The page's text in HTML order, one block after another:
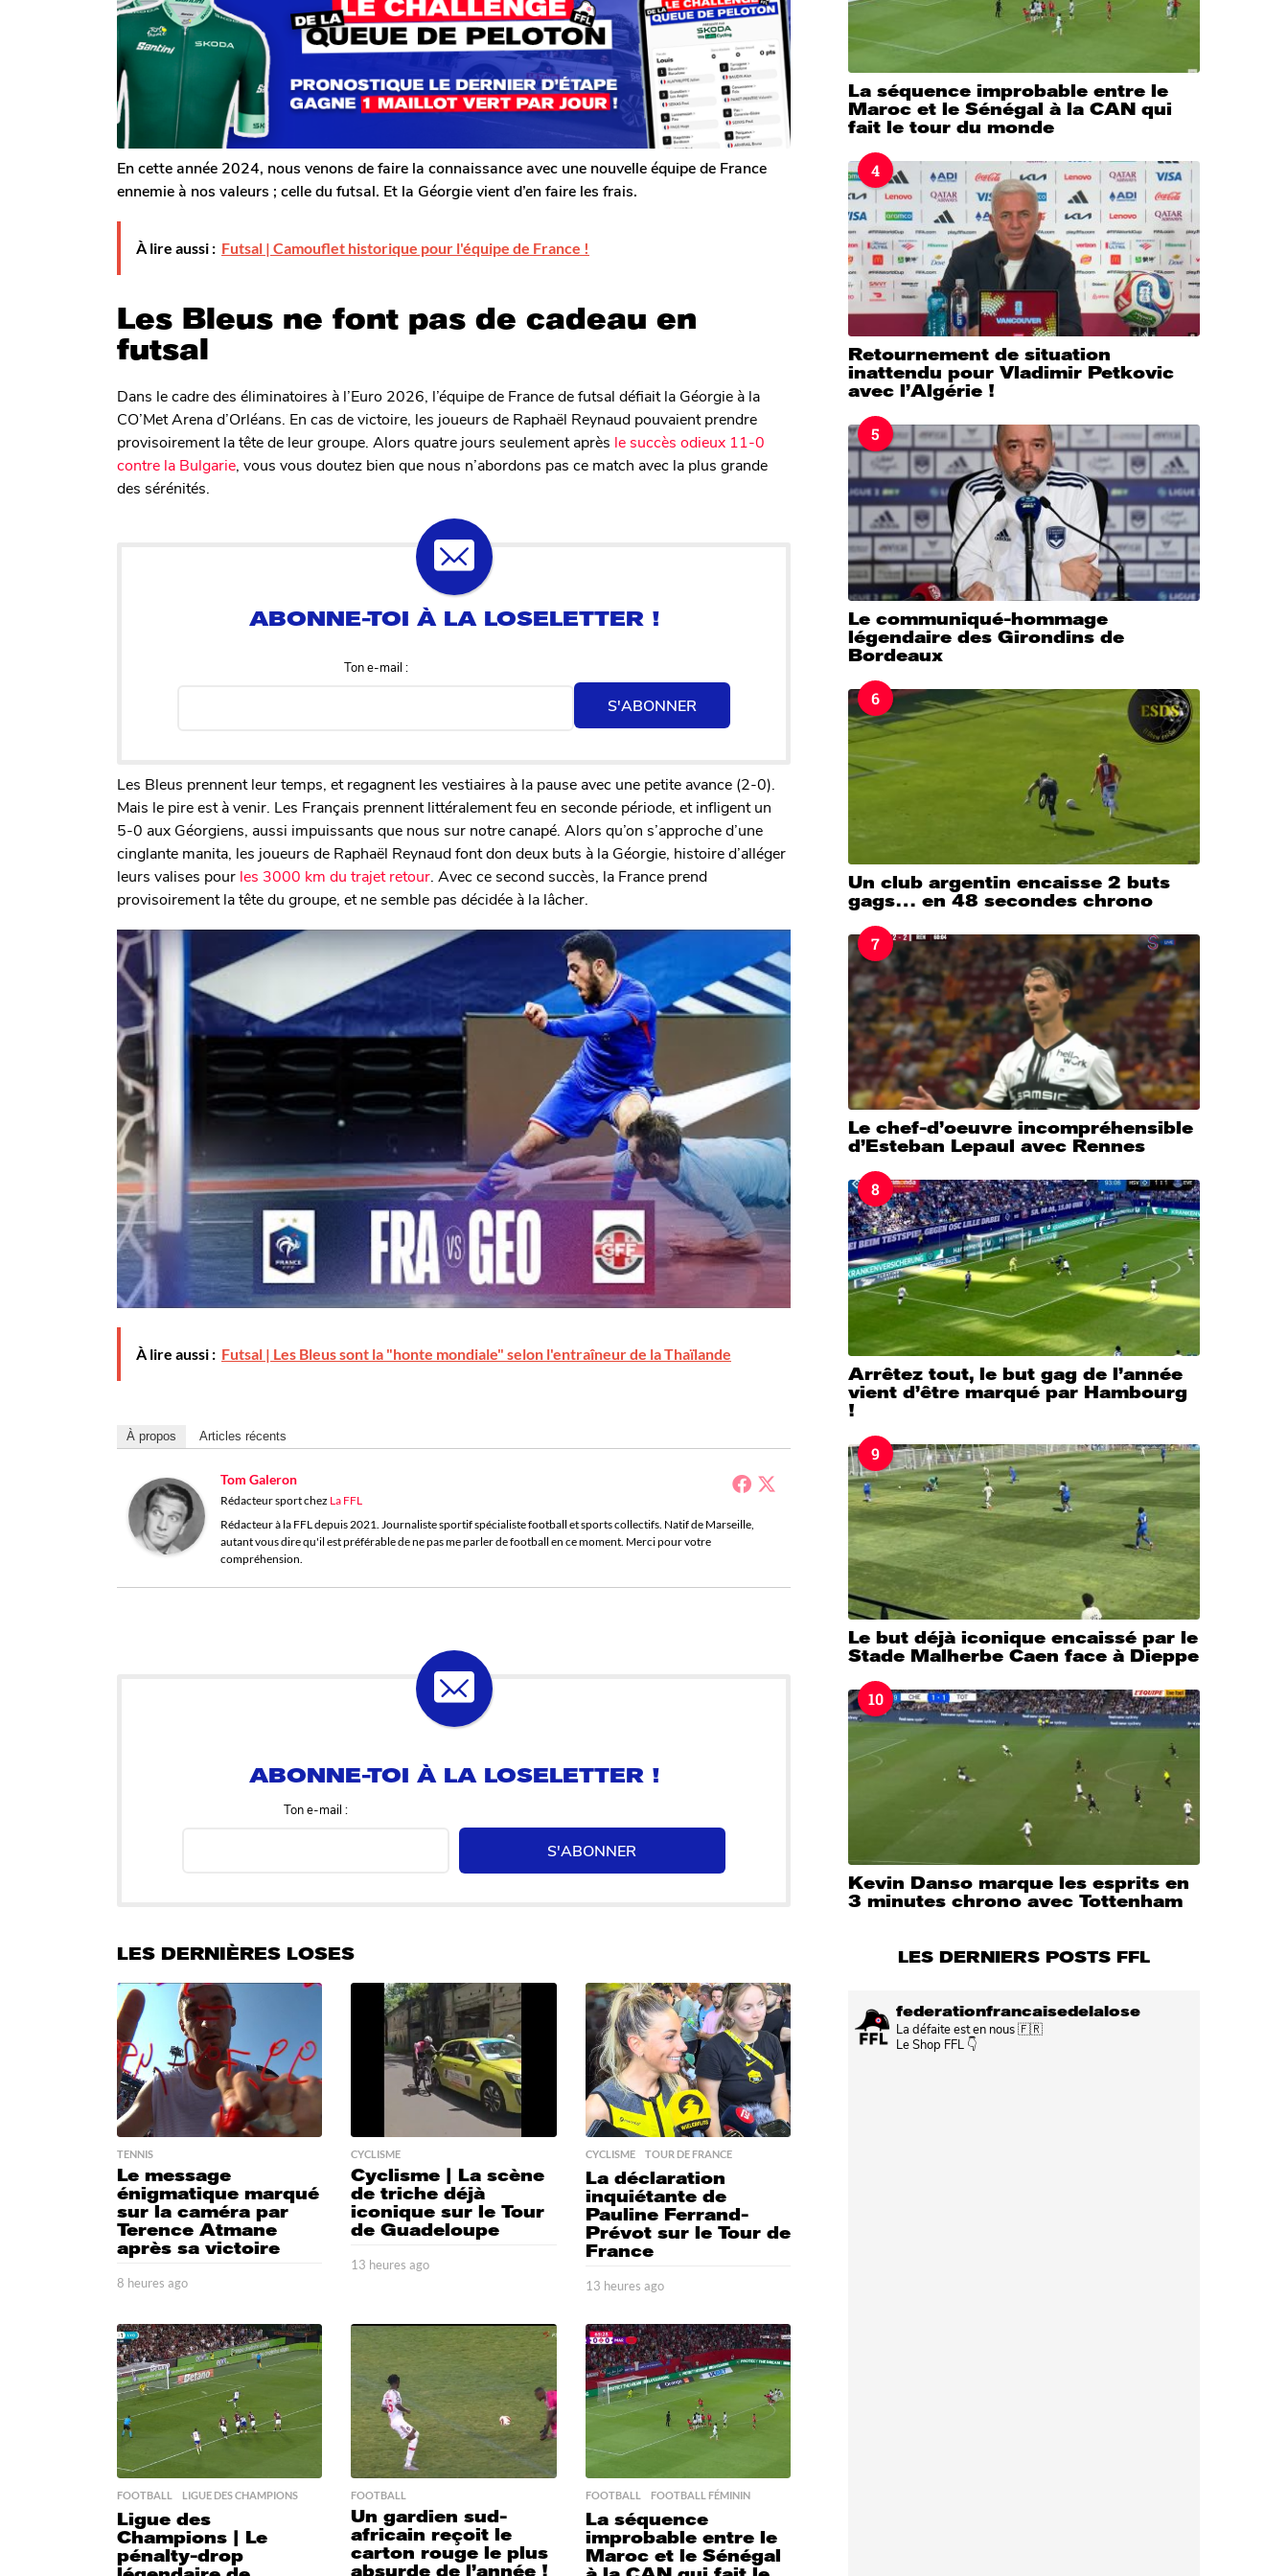
s
a
g
o
o
m
G
a
l
e
r
o
n
a
o
En cette année 2024, nous venons de faire la connaissance avec une nouvelle équipe de France
ennemie à nos valeurs ; celle du futsal. Et la Géorgie vient d’en faire les frais.
À lire aussi : Futsal | Camouflet historique pour l'équipe de France !
Les Bleus ne font pas de cadeau en
futsal
Dans le cadre des éliminatoires à l’Euro 2026, l’équipe de France de futsal défiait la Géorgie à la
CO’Met Arena d’Orléans. En cas de victoire, les joueurs de Raphaël Reynaud pouvaient prendre
provisoirement la tête de leur groupe. Alors quatre jours seulement après le succès odieux 11-0
contre la Bulgarie , vous vous doutez bien que nous n’abordons pas ce match avec la plus grande
des sérénités.
Ton e-mail :
S'ABONNER
Les Bleus prennent leur temps, et regagnent les vestiaires à la pause avec une petite avance (2-0).
Mais le pire est à venir. Les Français prennent littéralement feu en seconde période, et infligent un
5-0 aux Géorgiens, aussi impuissants que nous sur notre canapé. Alors qu’on s’approche d’une
cinglante manita, les joueurs de Raphaël Reynaud font don deux buts à la Géorgie, histoire d’alléger
leurs valises pour les 3000 km du trajet retour . Avec ce second succès, la France prend
provisoirement la tête du groupe, et ne semble pas décidée à la lâcher.
À lire aussi : Futsal | Les Bleus sont la "honte mondiale" selon l'entraîneur de la Thaïlande
À propos Articles récents
Tom Galeron
Rédacteur sportchez La FFL
Rédacteur à la FFL depuis 2021. Journaliste sportif spécialiste football et sports collectifs. Natif de Marseille,
autant vous dire qu'il est préférable de ne pas me parler de football en ce moment. Merci pour votre
compréhension.
Ton e-mail :
S'ABONNER
LES DERNIÈRES LOSES
TENNIS
Le message
énigmatique marqué
sur la caméra par
Terence Atmane
après sa victoire
8 heures ago
e
u
r
a
g
CYCLISME
Cyclisme | La scène
de triche déjà
iconique sur le Tour
de Guadeloupe
13 heures ago
s
a
g
o
CYCLISME ,TOUR DE FRANCE
La déclaration
inquiétante de
Pauline Ferrand-
Prévot sur le Tour de
France
13 heures ago1
h
e
u
r
e
s
a
FOOTBALL ,LIGUE DES CHAMPIONS
Ligue des
Champions | Le
pénalty-drop
FOOTBALL
Un gardien sud-
africain reçoit le
carton rouge le plus
absurde de l’année !
FOOTBALL ,FOOTBALL FÉMININ
La séquence
improbable entre le
Maroc et le Sénégal
La séquence improbable entre le
Maroc et le Sénégal à la CAN qui
fait le tour du monde
4
Retournement de situation
inattendu pour Vladimir Petkovic
avec l’Algérie !
5
Le communiqué-hommage
légendaire des Girondins de
Bordeaux
6
Un club argentin encaisse 2 buts
gags… en 48 secondes chrono
7
Le chef-d’oeuvre incompréhensible
d’Esteban Lepaul avec Rennes
8
Arrêtez tout, le but gag de l’année
vient d’être marqué par Hambourg
!
9
Le but déjà iconique encaissé par le
Stade Malherbe Caen face à Dieppe
10
Kevin Danso marque les esprits en
3 minutes chrono avec Tottenham
LES DERNIERS POSTS FFL
federationfrancaisedelalose
La défaite est en nous 🇫🇷
Le Shop FFL 👇